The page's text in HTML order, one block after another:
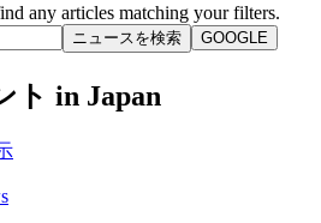
any articles matching your filters.
ニュースを検索 GOOGLE
ト in Japan